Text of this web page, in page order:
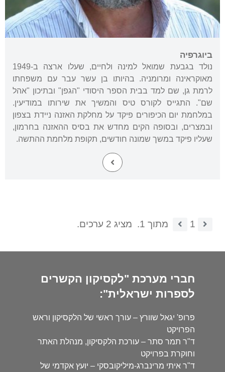
ביוגרפיה
נולד בגבעת שמואל למינה ולחיים, שעלו ארצה ב-1949
מאוקראינה ומרומניה. בהיותו בן עשר עבר עם משפחתו
לרמת גן, שם למד בבית הספר היסודי "הגפן" ובתיכון "אהל
שם". התגייס לקורס טיס והמשיך את שירותו במודיעין.
במלחמת יום הכיפורים פיקד על מחלקת האזנה ניידת בצפון
ובמצרים, ובסופה הקים מחדש את בסיס ההאזנה בחרמון,
שעליו פיקד במשך שמונה חודשים, תקופת מלחמת ההתשה.
1 מתוך 1. מציג 2 ערכים.
חברי מערכת "לקסיקון הקשרים
לספרות ישראלית":
פרופ' יגאל שוורץ – עורך ראשי של הלקסיקון וראש
הפרויקט
ד"ר תמר סתר – עורכת הלקסיקון, מנהלת האתר
וחוקרת בפרויקט
ד"ר איתי מרינברג-מיליקובסקי – יועץ אקדמי של